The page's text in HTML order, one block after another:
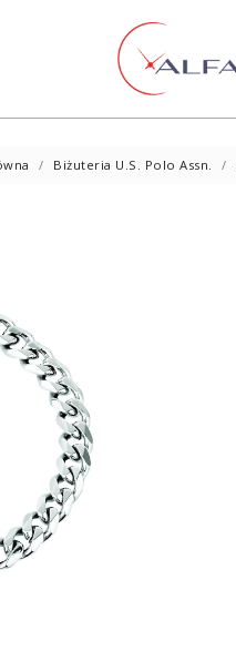
Biżuteria U.S. Polo Assn.